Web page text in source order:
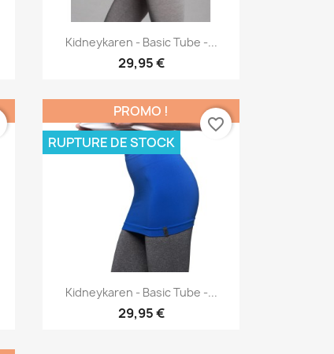
Aperçu rapide
Kidneykaren - Basic Tube -...
29,95 €
Aperçu rapide
Kidneykaren - Basic Tube -...
29,95 €
PROMO !
RUPTURE DE STOCK
favorite_border